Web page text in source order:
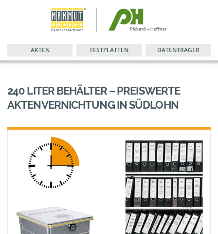
AKTEN FESTPLATTEN DATENTRÄGER
240 LITER BEHÄLTER – PREISWERTE
AKTENVERNICHTUNG IN SÜDLOHN